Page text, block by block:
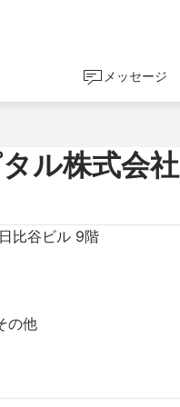
メッセージ
ル株式会社
比谷ビル 9階
の他